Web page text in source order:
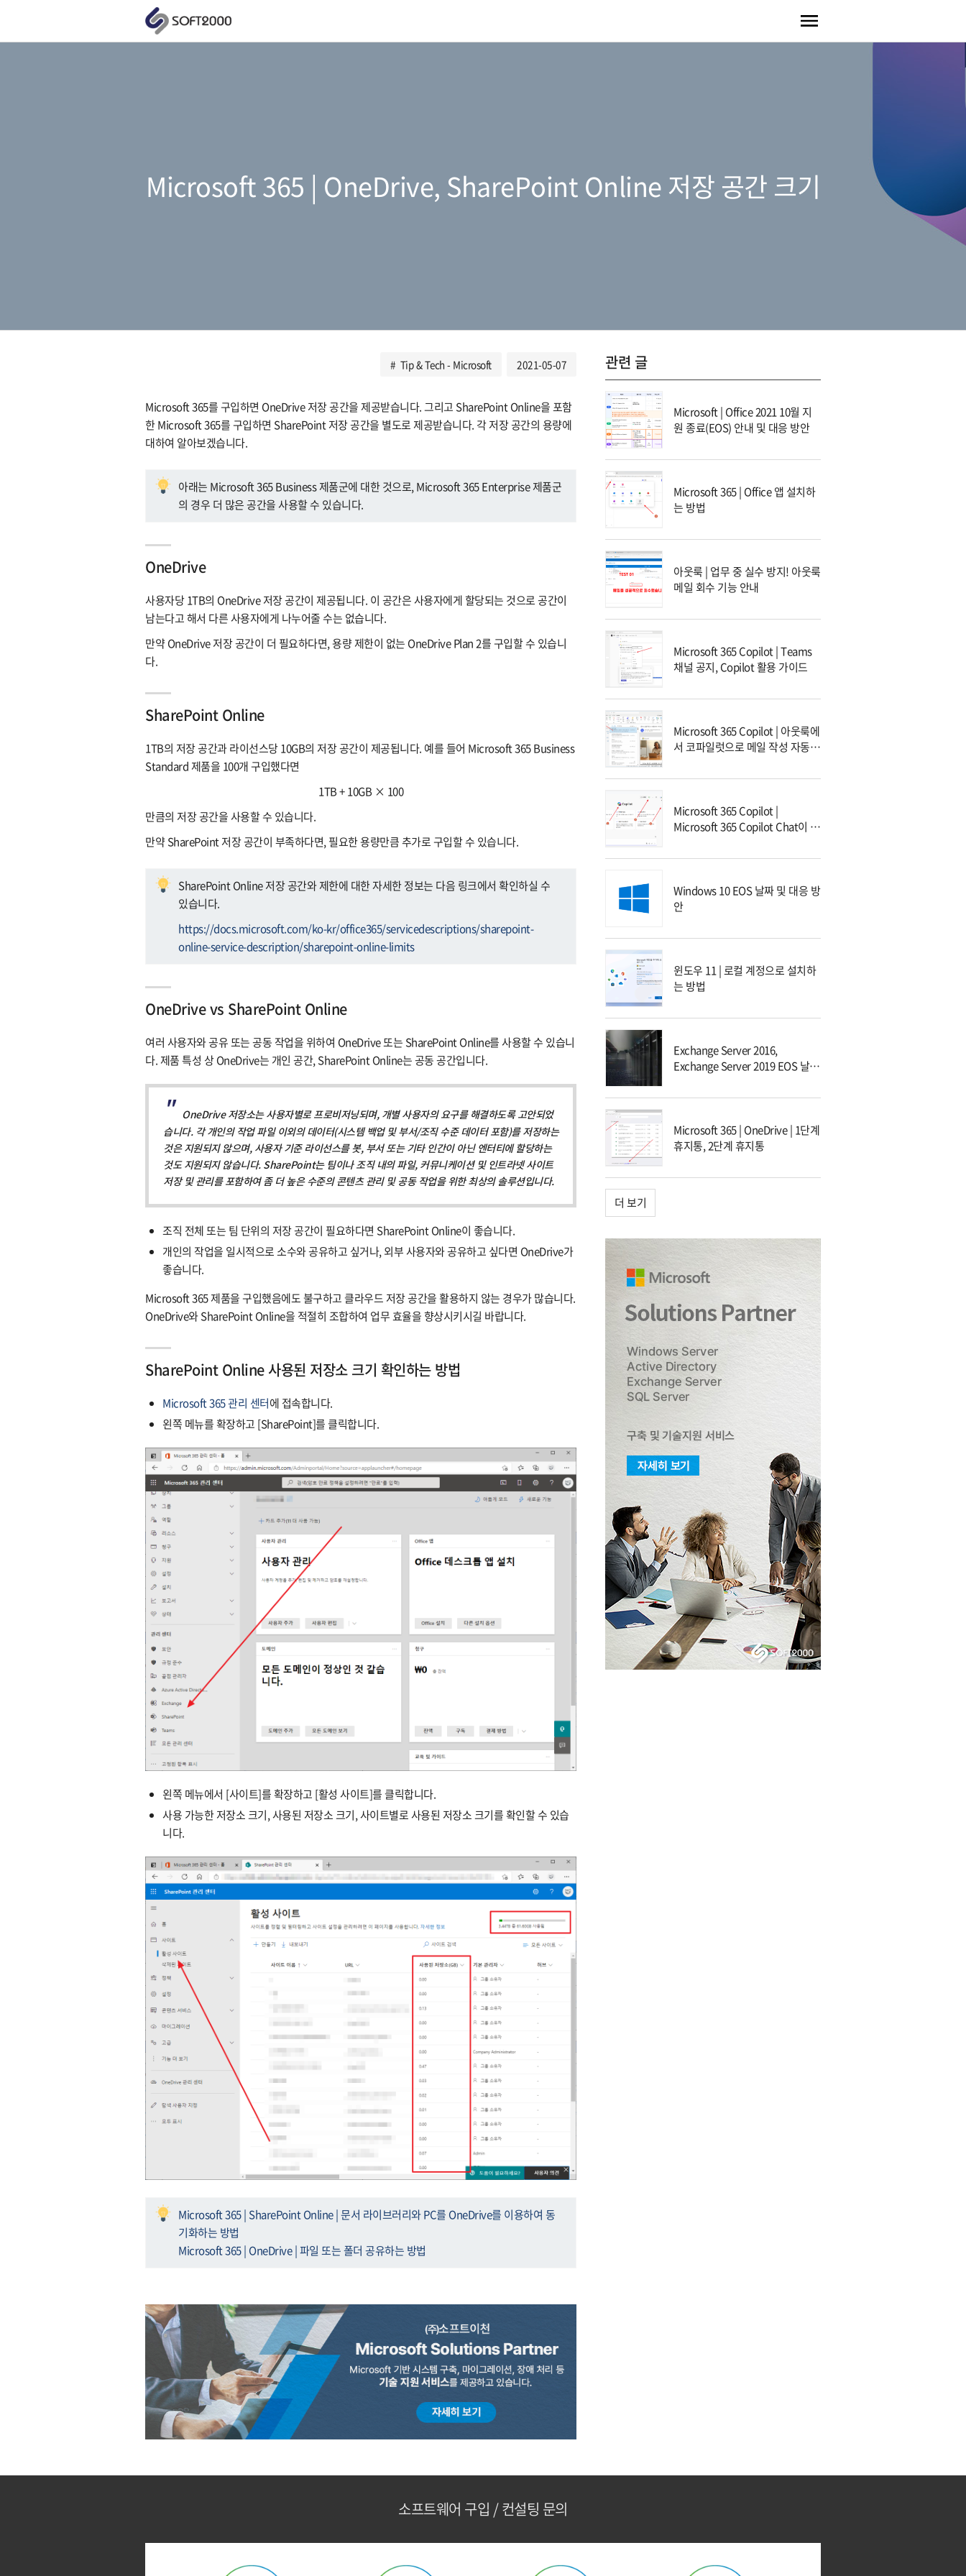
Microsoft 365 | OneDrive, SharePoint Online 저장 공간 크기
Tip & Tech - Microsoft 2021-05-07
Microsoft 365를 구입하면 OneDrive 저장 공간을 제공받습니다. 그리고 SharePoint Online을 포함
한 Microsoft 365를 구입하면 SharePoint 저장 공간을 별도로 제공받습니다. 각 저장 공간의 용량에
대하여 알아보겠습니다.
아래는 Microsoft 365 Business 제품군에 대한 것으로, Microsoft 365 Enterprise 제품군
의 경우 더 많은 공간을 사용할 수 있습니다.
OneDrive
사용자당 1TB의 OneDrive 저장 공간이 제공됩니다. 이 공간은 사용자에게 할당되는 것으로 공간이
남는다고 해서 다른 사용자에게 나누어줄 수는 없습니다.
만약 OneDrive 저장 공간이 더 필요하다면, 용량 제한이 없는 OneDrive Plan 2를 구입할 수 있습니
다.
SharePoint Online
1TB의 저장 공간과 라이선스당 10GB의 저장 공간이 제공됩니다. 예를 들어 Microsoft 365 Business
Standard 제품을 100개 구입했다면
1TB + 10GB × 100
만큼의 저장 공간을 사용할 수 있습니다.
만약 SharePoint 저장 공간이 부족하다면, 필요한 용량만큼 추가로 구입할 수 있습니다.
SharePoint Online 저장 공간와 제한에 대한 자세한 정보는 다음 링크에서 확인하실 수
있습니다.
https://docs.microsoft.com/ko-kr/office365/servicedescriptions/sharepoint-
online-service-description/sharepoint-online-limits
OneDrive vs SharePoint Online
여러 사용자와 공유 또는 공동 작업을 위하여 OneDrive 또는 SharePoint Online를 사용할 수 있습니
다. 제품 특성 상 OneDrive는 개인 공간, SharePoint Online는 공동 공간입니다.
OneDrive 저장소는 사용자별로 프로비저닝되며, 개별 사용자의 요구를 해결하도록 고안되었
습니다. 각 개인의 작업 파일 이외의 데이터(시스템 백업 및 부서/조직 수준 데이터 포함)를 저장하는
것은 지원되지 않으며, 사용자 기준 라이선스를 봇, 부서 또는 기타 인간이 아닌 엔터티에 할당하는
것도 지원되지 않습니다. SharePoint는 팀이나 조직 내의 파일, 커뮤니케이션 및 인트라넷 사이트
저장 및 관리를 포함하여 좀 더 높은 수준의 콘텐츠 관리 및 공동 작업을 위한 최상의 솔루션입니다.
조직 전체 또는 팀 단위의 저장 공간이 필요하다면 SharePoint Online이 좋습니다.
개인의 작업을 일시적으로 소수와 공유하고 싶거나, 외부 사용자와 공유하고 싶다면 OneDrive가
좋습니다.
Microsoft 365 제품을 구입했음에도 불구하고 클라우드 저장 공간을 활용하지 않는 경우가 많습니다.
OneDrive와 SharePoint Online을 적절히 조합하여 업무 효율을 향상시키시길 바랍니다.
SharePoint Online 사용된 저장소 크기 확인하는 방법
Microsoft 365 관리 센터에 접속합니다.
왼쪽 메뉴를 확장하고 [SharePoint]를 클릭합니다.
왼쪽 메뉴에서 [사이트]를 확장하고 [활성 사이트]를 클릭합니다.
사용 가능한 저장소 크기, 사용된 저장소 크기, 사이트별로 사용된 저장소 크기를 확인할 수 있습
니다.
Microsoft 365 | SharePoint Online | 문서 라이브러리와 PC를 OneDrive를 이용하여 동
기화하는 방법
Microsoft 365 | OneDrive | 파일 또는 폴더 공유하는 방법
관련 글
Microsoft | Office 2021 10월 지
원 종료(EOS) 안내 및 대응 방안
Microsoft 365 | Office 앱 설치하
는 방법
아웃룩 | 업무 중 실수 방지! 아웃룩
메일 회수 기능 안내
Microsoft 365 Copilot | Teams
채널 공지, Copilot 활용 가이드
Microsoft 365 Copilot | 아웃룩에
서 코파일럿으로 메일 작성 자동화
Microsoft 365 Copilot |
Microsoft 365 Copilot Chat이 무
Windows 10 EOS 날짜 및 대응 방
안
윈도우 11 | 로컬 계정으로 설치하
는 방법
Exchange Server 2016,
Exchange Server 2019 EOS 날짜
Microsoft 365 | OneDrive | 1단계
휴지통, 2단계 휴지통
더 보기
소프트웨어 구입 / 컨설팅 문의